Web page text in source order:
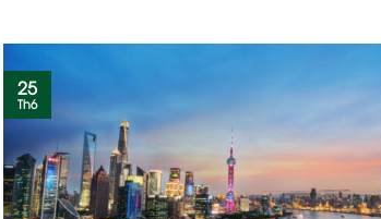
25
Th6